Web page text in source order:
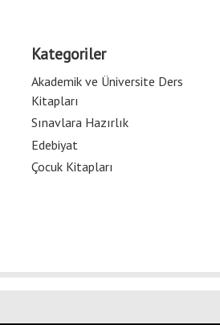
Kategoriler
Akademik ve Üniversite Ders
Kitapları
Sınavlara Hazırlık
Edebiyat
Çocuk Kitapları